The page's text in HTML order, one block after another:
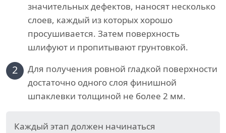
значительных дефектов, наносят несколько
слоев, каждый из которых хорошо
просушивается. Затем поверхность
шлифуют и пропитывают грунтовкой.
2
Для получения ровной гладкой поверхности
достаточно одного слоя финишной
шпаклевки толщиной не более 2 мм.
Каждый этап должен начинаться